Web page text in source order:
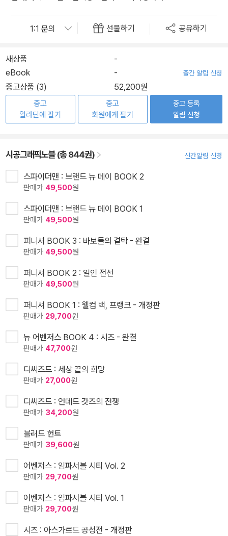
선물하기 공유하기
새상품
-
eBook
- 출간 알림 신청
중고상품 (3) 52,200원
중고
알라딘에 팔기
중고
회원에게 팔기
중고 등록
알림 신청
시공그래픽노블 (총 844권) 신간알림 신청
스파이더맨 : 브랜드 뉴 데이 BOOK 2
판매가 49,500원
스파이더맨 : 브랜드 뉴 데이 BOOK 1
판매가 49,500원
퍼니셔 BOOK 3 : 바보들의 결탁 - 완결
판매가 49,500원
퍼니셔 BOOK 2 : 일인 전선
판매가 49,500원
퍼니셔 BOOK 1 : 웰컴 백, 프랭크 - 개정판
판매가 29,700원
뉴 어벤저스 BOOK 4 : 시즈 - 완결
판매가 47,700원
디씨즈드 : 세상 끝의 희망
판매가 27,000원
디씨즈드 : 언데드 갓즈의 전쟁
판매가 34,200원
블러드 헌트
판매가 39,600원
어벤저스 : 임파서블 시티 Vol. 2
판매가 29,700원
어벤저스 : 임파서블 시티 Vol. 1
판매가 29,700원
시즈 : 아스가르드 공성전 - 개정판